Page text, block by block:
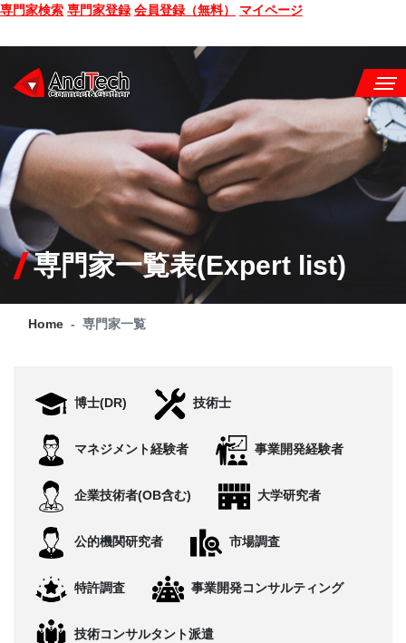
専門家検索 専門家登録 会員登録（無料） マイページ
SEMINAR
BOOK
CONSULTING
SERVICE
Q&A
CONTACT
専門家一覧表(Expert list)
Home 専門家一覧
博士(DR) 技術士
マネジメント経験者 事業開発経験者
企業技術者(OB含む) 大学研究者
公的機関研究者 市場調査
特許調査 事業開発コンサルティング
技術コンサルタント派遣